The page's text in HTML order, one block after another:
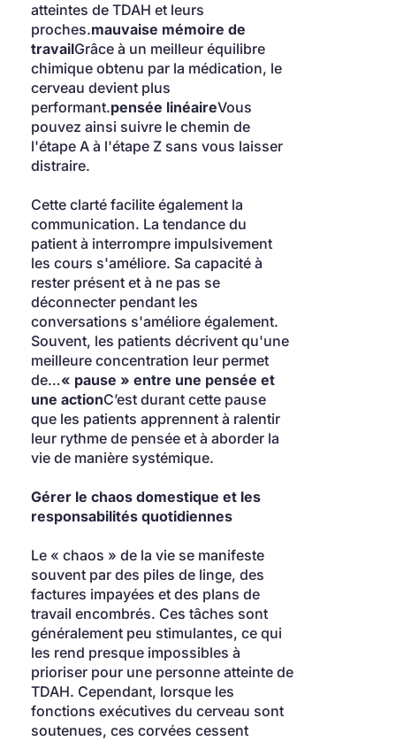
atteintes de TDAH et leurs
proches.mauvaise mémoire de
travailGrâce à un meilleur équilibre
chimique obtenu par la médication, le
cerveau devient plus
performant.pensée linéaireVous
pouvez ainsi suivre le chemin de
l'étape A à l'étape Z sans vous laisser
distraire.
Cette clarté facilite également la
communication. La tendance du
patient à interrompre impulsivement
les cours s'améliore. Sa capacité à
rester présent et à ne pas se
déconnecter pendant les
conversations s'améliore également.
Souvent, les patients décrivent qu'une
meilleure concentration leur permet
de…« pause » entre une pensée et
une actionC’est durant cette pause
que les patients apprennent à ralentir
leur rythme de pensée et à aborder la
vie de manière systémique.
Gérer le chaos domestique et les
responsabilités quotidiennes
Le « chaos » de la vie se manifeste
souvent par des piles de linge, des
factures impayées et des plans de
travail encombrés. Ces tâches sont
généralement peu stimulantes, ce qui
les rend presque impossibles à
prioriser pour une personne atteinte de
TDAH. Cependant, lorsque les
fonctions exécutives du cerveau sont
soutenues, ces corvées cessent